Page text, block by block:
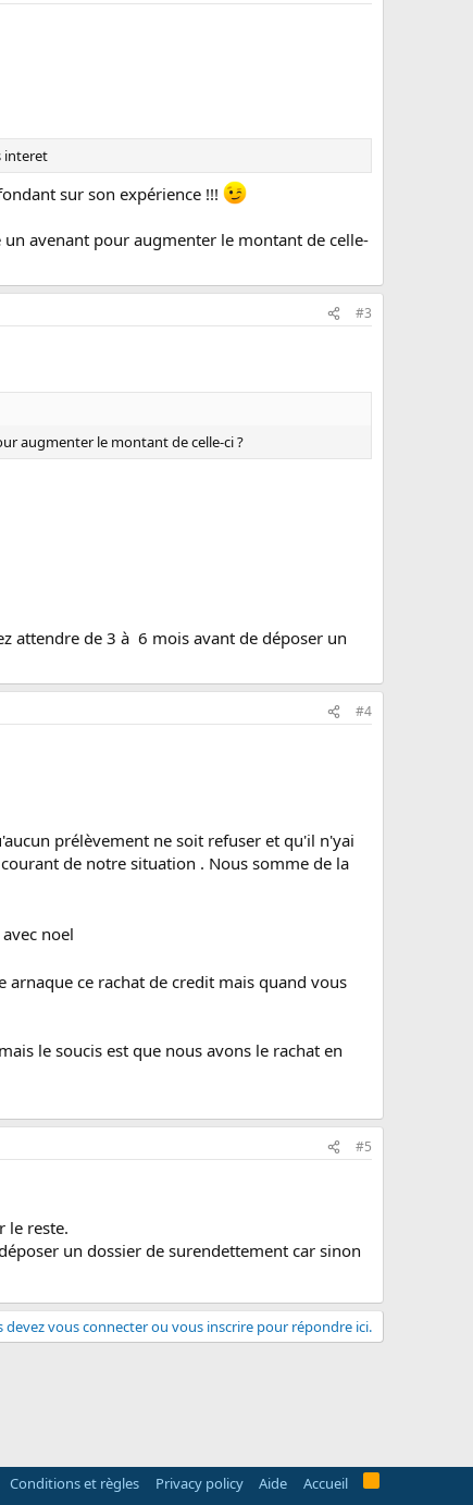
interet
sur son expérience !!!
un avenant pour augmenter le montant de celle-
#3
augmenter le montant de celle-ci ?
attendre de 3 à 6 mois avant de déposer un
#4
prélèvement ne soit refuser et qu'il n'yai
de notre situation . Nous somme de la
noel
ce rachat de credit mais quand vous
le soucis est que nous avons le rachat en
#5
le reste.
un dossier de surendettement car sinon
devez vous connecter ou vous inscrire pour répondre ici.
Conditions et règles Privacy policy Aide Accueil